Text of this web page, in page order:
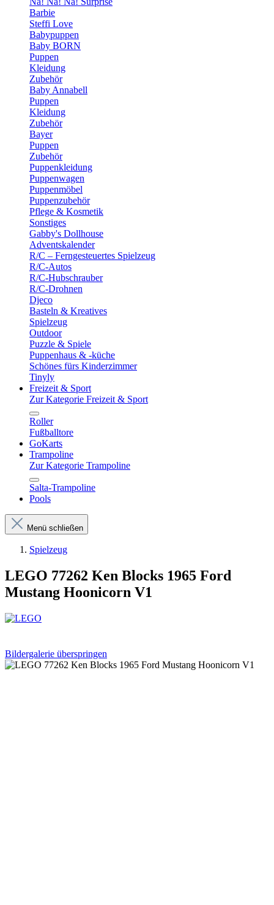
Barbie
Steffi Love
Babypuppen
Baby BORN
Puppen
Kleidung
Zubehör
Baby Annabell
Puppen
Kleidung
Zubehör
Bayer
Puppen
Zubehör
Puppenkleidung
Puppenwagen
Puppenmöbel
Puppenzubehör
Pflege & Kosmetik
Sonstiges
Gabby's Dollhouse
Adventskalender
R/C – Ferngesteuertes Spielzeug
R/C-Autos
R/C-Hubschrauber
R/C-Drohnen
Djeco
Basteln & Kreatives
Spielzeug
Outdoor
Puzzle & Spiele
Puppenhaus & -küche
Schönes fürs Kinderzimmer
Tinyly
Freizeit & Sport
Zur Kategorie Freizeit & Sport
Roller
Fußballtore
GoKarts
Trampoline
Zur Kategorie Trampoline
Salta-Trampoline
Pools
Menü schließen
Spielzeug
LEGO 77262 Ken Blocks 1965 Ford
Mustang Hoonicorn V1
Bildergalerie überspringen